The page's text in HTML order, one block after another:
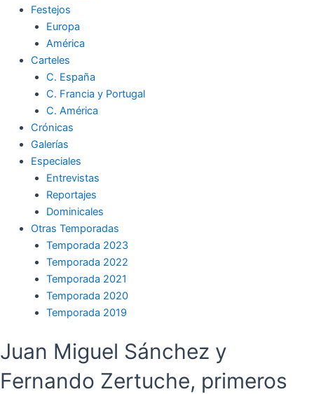
Festejos
Europa
América
Carteles
C. España
C. Francia y Portugal
C. América
Crónicas
Galerías
Especiales
Entrevistas
Reportajes
Dominicales
Otras Temporadas
Temporada 2023
Temporada 2022
Temporada 2021
Temporada 2020
Temporada 2019
Juan Miguel Sánchez y
Fernando Zertuche, primeros